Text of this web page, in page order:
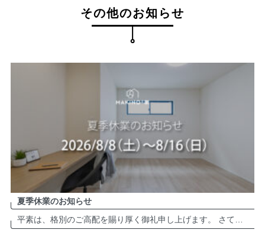
その他のお知らせ
夏季休業のお知らせ